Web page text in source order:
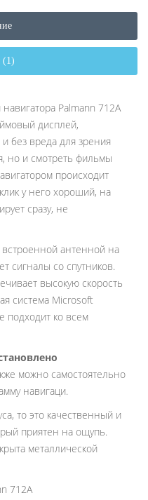
(1)
Palmann 712A
дисплей,
без вреда для зрения
но и смотреть фильмы
происходит
у него хороший, на
сразу, не
антенной на
сигналы со спутников.
высокую скорость
система Microsoft
подходит ко всем
можно самостоятельно
навигаци.
то это качественный и
приятен на ощупь.
металлической
712A